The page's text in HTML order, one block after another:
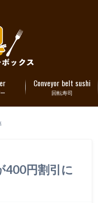
回転寿司
Conveyor belt sushi
400円割引に